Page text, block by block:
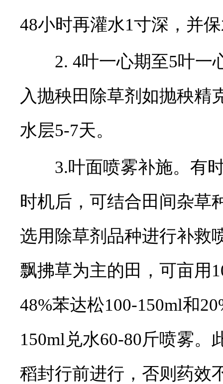
48小时再灌水1寸深，并
2. 4叶一心期至5叶一
入抛秧田除草剂如抛秧精
水层5-7天。
3.叶面喷雾补施。有时
时机后，可结合田间杂草
选用除草剂品种进行补救
飘拂草为主的田，可亩用
48%苯达松100-150ml和
150ml兑水60-80斤喷雾。
稻封行前进行，否则药效